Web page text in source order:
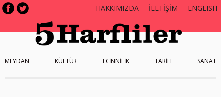
HAKKIMIZDA İLETİŞİM ENGLISH
MEYDAN KÜLTÜR ECİNNİLİK TARİH SANAT